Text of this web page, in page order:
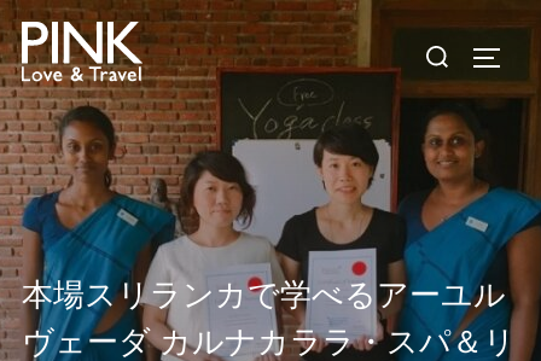
コ
ン
テ
ン
ツ
へ
ス
キ
ッ
プ
検
索
対
象:
本場スリランカで学べるアーユル
ヴェーダ カルナカララ・スパ＆リ